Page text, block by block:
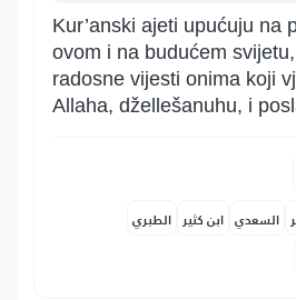
Kur’anski ajeti upućuju na
ovom i na budućem
radosne vijesti onima koji
Allaha, džellešanuhu, i
السعدي ابن كثير الطبري